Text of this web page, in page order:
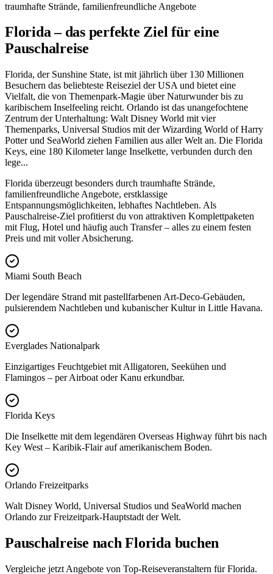
traumhafte Strände, familienfreundliche Angebote
Florida – das perfekte Ziel für eine
Pauschalreise
Florida, der Sunshine State, ist mit jährlich über 130 Millionen
Besuchern das beliebteste Reiseziel der USA und bietet eine
Vielfalt, die von Themenpark-Magie über Naturwunder bis zu
karibischem Inselfeeling reicht. Orlando ist das unangefochtene
Zentrum der Unterhaltung: Walt Disney World mit vier
Themenparks, Universal Studios mit der Wizarding World of Harry
Potter und SeaWorld ziehen Familien aus aller Welt an. Die Florida
Keys, eine 180 Kilometer lange Inselkette, verbunden durch den
lege...
Florida überzeugt besonders durch traumhafte Strände,
familienfreundliche Angebote, erstklassige
Entspannungsmöglichkeiten, lebhaftes Nachtleben. Als
Pauschalreise-Ziel profitierst du von attraktiven Komplettpaketen
mit Flug, Hotel und häufig auch Transfer – alles zu einem festen
Preis und mit voller Absicherung.
Miami South Beach
Der legendäre Strand mit pastellfarbenen Art-Deco-Gebäuden,
pulsierendem Nachtleben und kubanischer Kultur in Little Havana.
Everglades Nationalpark
Einzigartiges Feuchtgebiet mit Alligatoren, Seekühen und
Flamingos – per Airboat oder Kanu erkundbar.
Florida Keys
Die Inselkette mit dem legendären Overseas Highway führt bis nach
Key West – Karibik-Flair auf amerikanischem Boden.
Orlando Freizeitparks
Walt Disney World, Universal Studios und SeaWorld machen
Orlando zur Freizeitpark-Hauptstadt der Welt.
Pauschalreise nach Florida buchen
Vergleiche jetzt Angebote von Top-Reiseveranstaltern für Florida.